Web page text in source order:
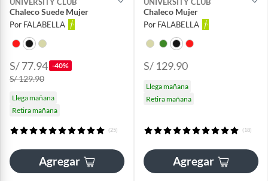
UNIVERSITY CLUB
Chaleco Suede Mujer
Por FALABELLA
S/ 77.94 -40%
S/ 129.90
Llega mañana
Retira mañana
(25)
Agregar
UNIVERSITY CLUB
Chaleco Mujer
Por FALABELLA
S/ 129.90
Llega mañana
Retira mañana
(18)
Agregar